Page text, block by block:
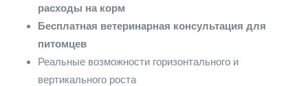
расходы на корм
Бесплатная ветеринарная консультация для
питомцев
Реальные возможности горизонтального и
вертикального роста